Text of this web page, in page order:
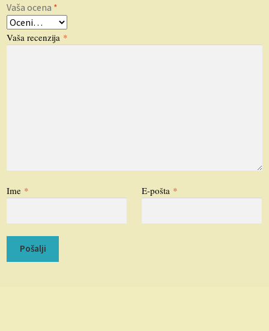
Vaša ocena *
Vaša recenzija *
Ime * E-pošta *